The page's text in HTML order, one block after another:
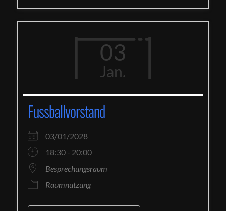
03
Jan.
Fussballvorstand
03/01/2028
18:30 - 20:00
Besprechungsraum
Raumnutzung